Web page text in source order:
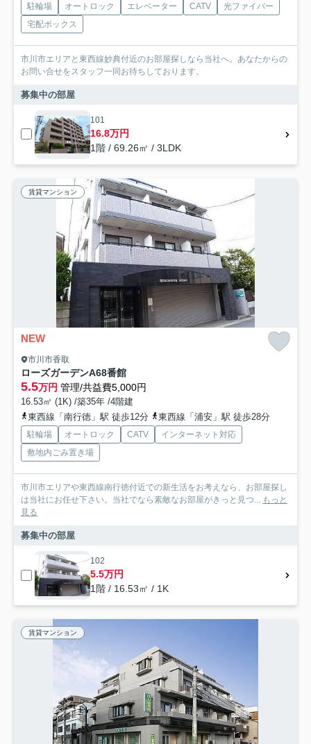
駐輪場 オートロック エレベーター CATV
光ファイバー
宅配ボックス
市川市エリアと東西線妙典付近のお部屋探しなら当社へ。あなたからの
お問い合せをスタッフ一同お待ちしております。
募集中の部屋
101
16.8万円
1階 / 69.26㎡ / 3LDK
賃貸マンション
NEW
市川市香取
ローズガーデンA68番館
5.5万円 管理/共益費5,000円
16.53㎡ (1K) /築35年 /4階建
東西線「南行徳」駅 徒歩12分
東西線「浦安」駅 徒歩28分
駐輪場 オートロック CATV
インターネット対応
敷地内ごみ置き場
市川市エリアや東西線南行徳付近での新生活をお考えなら、お部屋探し
は当社にお任せ下さい。当社でなら素敵なお部屋がきっと見つ... もっと
見る
募集中の部屋
102
5.5万円
1階 / 16.53㎡ / 1K
賃貸マンション